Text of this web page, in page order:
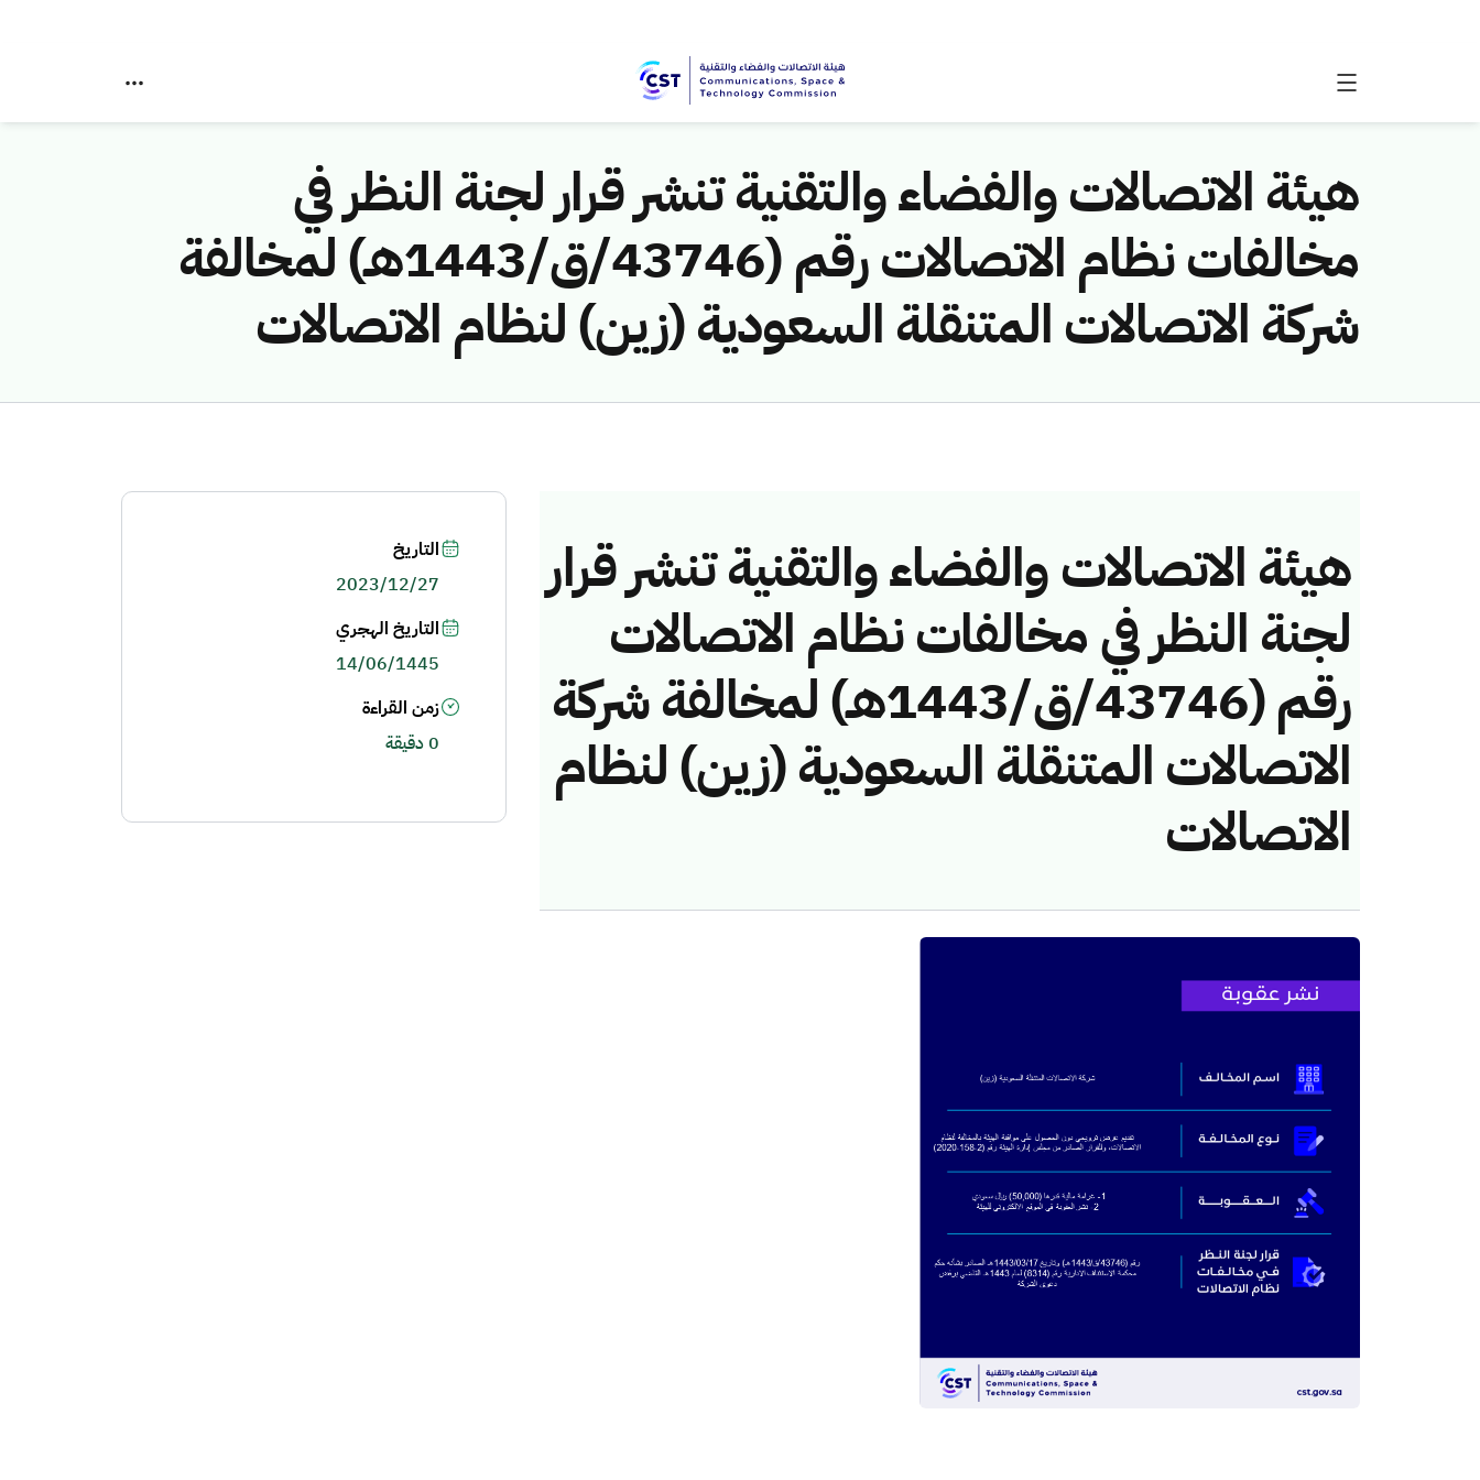
هيئة الاتصالات والفضاء والتقنية تنشر قرار لجنة النظر في
مخالفات نظام الاتصالات رقم (43746/ق/1443هـ) لمخالفة
شركة الاتصالات المتنقلة السعودية (زين) لنظام الاتصالات
هيئة الاتصالات والفضاء والتقنية تنشر قرار
لجنة النظر في مخالفات نظام الاتصالات
رقم (43746/ق/1443هـ) لمخالفة شركة
الاتصالات المتنقلة السعودية (زين) لنظام
الاتصالات
التاريخ
2023/12/27
التاريخ الهجري
14/06/1445
زمن القراءة
0 دقيقة